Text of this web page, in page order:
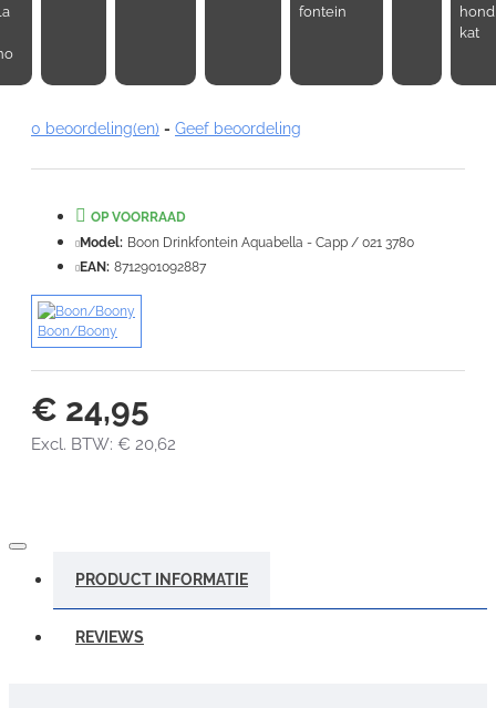
VERDER
fontein
hond
kat
0 beoordeling(en) - Geef beoordeling
€ 24,95
Excl. BTW: € 20,62
OP VOORRAAD
Model: Boon Drinkfontein Aquabella - Capp / 021 3780
EAN: 8712901092887
Boon/Boony
PRODUCT INFORMATIE
REVIEWS